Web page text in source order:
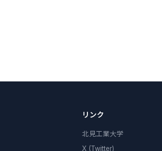
リンク
北見工業大学
X (Twitter)